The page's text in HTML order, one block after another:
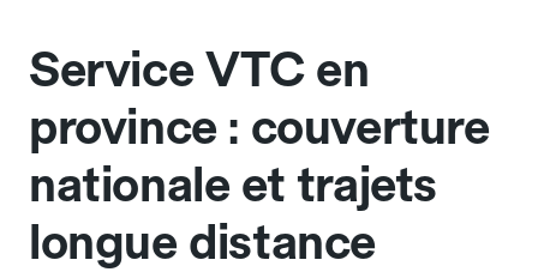
Service VTC en
province : couverture
nationale et trajets
longue distance